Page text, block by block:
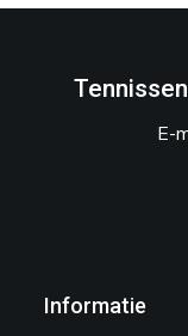
E-
Informatie